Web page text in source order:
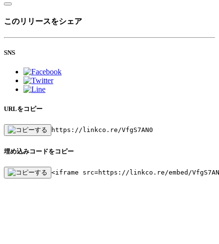
このリリースをシェア
SNS
URLをコピー
https://linkco.re/VfgS7AN0
埋め込みコードをコピー
<iframe src=https://linkco.re/embed/